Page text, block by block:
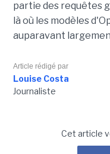
partie des requêtes
là où les modèles
auparavant
Article rédigé par
Louise Costa
Journaliste
Cet article